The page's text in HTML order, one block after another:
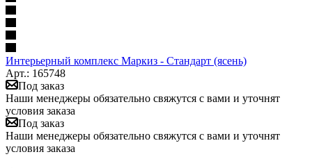
Интерьерный комплекс Маркиз - Стандарт (ясень)
Арт.: 165748
Под заказ
Наши менеджеры обязательно свяжутся с вами и уточнят
условия заказа
Под заказ
Наши менеджеры обязательно свяжутся с вами и уточнят
условия заказа